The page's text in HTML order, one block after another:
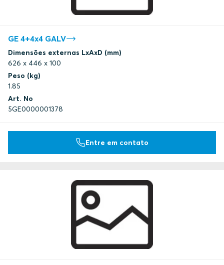
GE 4+4x4 GALV
Dimensões externas LxAxD (mm)
626 x 446 x 100
Peso (kg)
1.85
Art. No
5GE0000001378
Entre em contato